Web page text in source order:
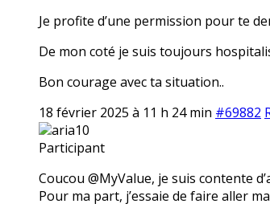
Je profite d’une permission pour te
De mon coté je suis toujours
Bon courage avec ta situation..
18 février 2025 à 11 h 24 min #69882
aria10
Participant
Coucou @MyValue, je suis contente
Pour ma part, j’essaie de faire aller